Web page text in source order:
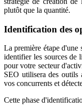
plutôt que la quantité.
Identification des
La première étape
identifier les sources de
pour votre secteur
SEO utilisera des outils
vos concurrents et
Cette phase